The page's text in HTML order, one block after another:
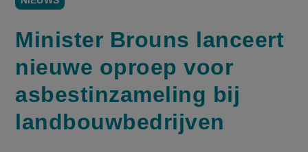
Minister Brouns lanceert
nieuwe oproep voor
asbestinzameling bij
landbouwbedrijven